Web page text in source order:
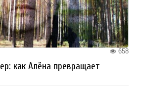
658
как Алёна превращает